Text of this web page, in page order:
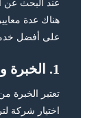
عند البحث
هناك عدة
على أفضل
1. الخبرة
تعتبر الخبرة
اختيار شركة